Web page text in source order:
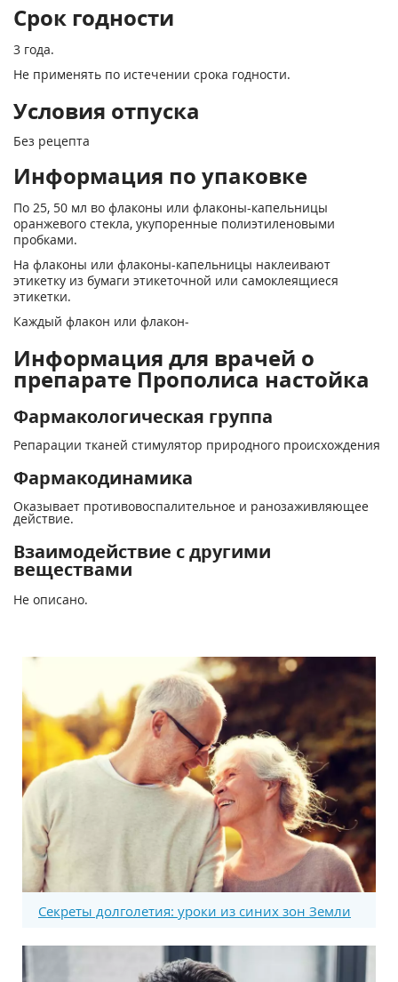
Срок годности
3 года.
Не применять по истечении срока годности.
Условия отпуска
Без рецепта
Информация по упаковке
По 25, 50 мл во флаконы или флаконы-капельницы
оранжевого стекла, укупоренные полиэтиленовыми
пробками.
На флаконы или флаконы-капельницы наклеивают
этикетку из бумаги этикеточной или самоклеящиеся
этикетки.
Каждый флакон или флакон-
Информация для врачей о
препарате Прополиса настойка
Фармакологическая группа
Репарации тканей стимулятор природного происхождения
Фармакодинамика
Оказывает противовоспалительное и ранозаживляющее
действие.
Взаимодействие с другими
веществами
Не описано.
Секреты долголетия: уроки из синих зон Земли